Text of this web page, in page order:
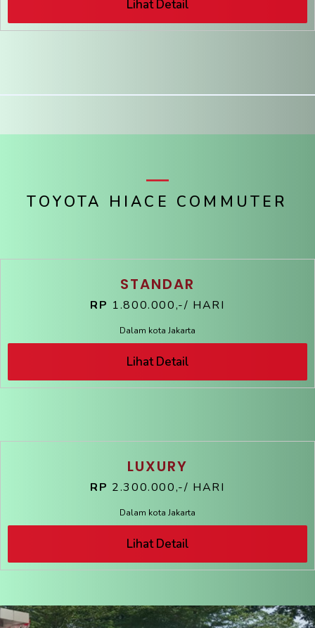
Lihat Detail
TOYOTA HIACE COMMUTER
STANDAR
RP 1.800.000,-/ HARI
Dalam kota Jakarta
Lihat Detail
LUXURY
RP 2.300.000,-/ HARI
Dalam kota Jakarta
Lihat Detail